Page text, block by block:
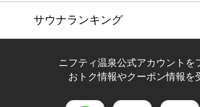
サウナランキング
ニフティ温泉公式アカウントを
おトク情報やクーポン情報を